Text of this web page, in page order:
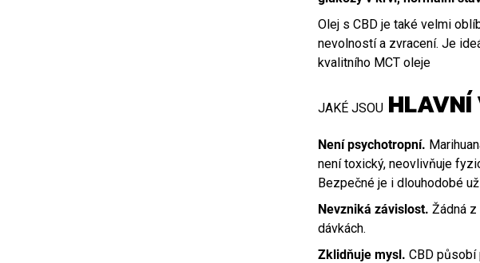
Olej s CBD je také velmi
nevolností a zvracení. Je
kvalitního MCT oleje
JAKÉ JSOUHLAVNÍ
Není psychotropní.
není toxický, neovlivňuje
Bezpečné je i dlouhodobé
Nevzniká závislost. Žádná
dávkách.
Zklidňuje mysl. CBD